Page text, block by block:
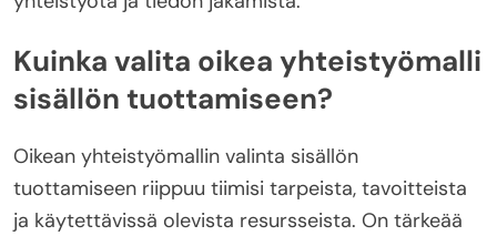
Kuinka valita oikea yhteistyömalli
sisällön tuottamiseen?
Oikean yhteistyömallin valinta sisällön
tuottamiseen riippuu tiimisi tarpeista, tavoitteista
ja käytettävissä olevista resursseista. On tärkeää